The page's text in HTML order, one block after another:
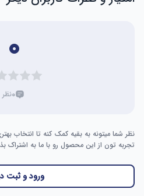
۰
۰نظر
نظر شما میتونه به بقیه کمک کنه تا انتخاب
تجربه تون از این محصول رو با ما به اشتراک
ورود و ثبت